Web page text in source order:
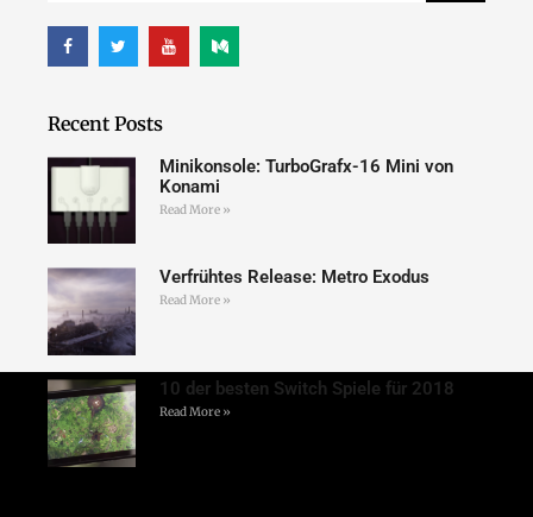
Recent Posts
Minikonsole: TurboGrafx-16 Mini von
Konami
Read More »
Verfrühtes Release: Metro Exodus
Read More »
10 der besten Switch Spiele für 2018
Read More »